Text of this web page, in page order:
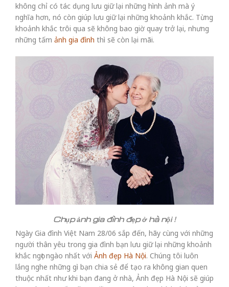
không chỉ có tác dụng lưu giữ lại những hình ảnh mà ý
nghĩa hơn, nó còn giúp lưu giữ lại những khoảnh khắc. Từng
khoảnh khắc trôi qua sẽ không bao giờ quay trở lại, nhưng
những tấm ảnh gia đình thì sẽ còn lại mãi.
Chụp ảnh gia đình đẹp ở hà nội !
Ngày Gia đình Việt Nam 28/06 sắp đến, hãy cùng với những
người thân yêu trong gia đình bạn lưu giữ lại những khoảnh
khắc ngọt ngào nhất với Ảnh đẹp Hà Nội. Chúng tôi luôn
lắng nghe những gì bạn chia sẻ để tạo ra không gian quen
thuộc nhất như khi bạn đang ở nhà, Ảnh đẹp Hà Nội sẽ giúp